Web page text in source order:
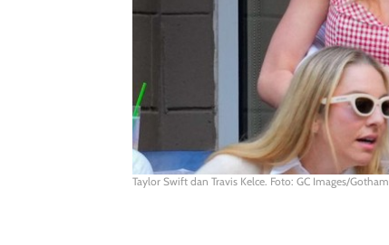
Taylor Swift dan Travis Kelce. Foto: GC Images/Gotham